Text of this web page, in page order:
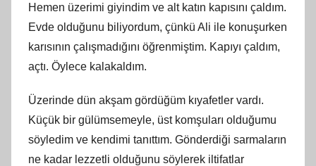
Hemen üzerimi giyindim ve alt katın kapısını çaldım.
Evde olduğunu biliyordum, çünkü Ali ile konuşurken
karısının çalışmadığını öğrenmiştim. Kapıyı çaldım,
açtı. Öylece kalakaldım.
Üzerinde dün akşam gördüğüm kıyafetler vardı.
Küçük bir gülümsemeyle, üst komşuları olduğumu
söyledim ve kendimi tanıttım. Gönderdiği sarmaların
ne kadar lezzetli olduğunu söylerek iltifatlar